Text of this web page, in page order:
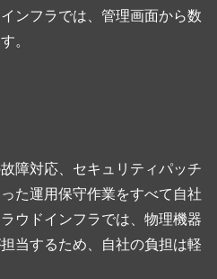
ンフラでは、管理画面から数
。
障対応、セキュリティパッチ
た運用保守作業をすべて自社
ウドインフラでは、物理機器
当するため、自社の負担は軽